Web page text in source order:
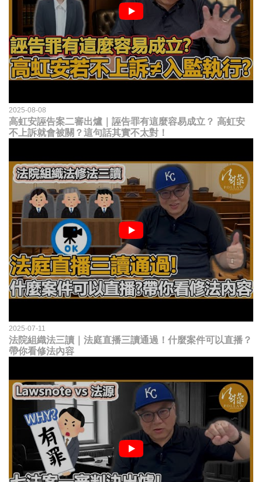
2025-08-08
高虹安誣告案二審出爐｜誣告罪有這麼容易成立？ 高虹安
不上訴就會被關？這句話其實不太對！
2025-07-11
法院組織法三讀｜法庭直播三讀通過！什麼案件可以直播？
帶你看修法內容